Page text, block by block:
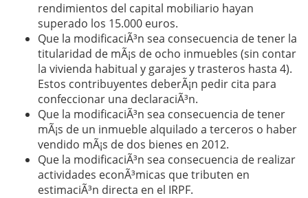
rendimientos del capital mobiliario hayan
superado los 15.000 euros.
Que la modificaciÃ³n sea consecuencia de tener la
titularidad de mÃ¡s de ocho inmuebles (sin contar
la vivienda habitual y garajes y trasteros hasta 4).
Estos contribuyentes deberÃ¡n pedir cita para
confeccionar una declaraciÃ³n.
Que la modificaciÃ³n sea consecuencia de tener
mÃ¡s de un inmueble alquilado a terceros o haber
vendido mÃ¡s de dos bienes en 2012.
Que la modificaciÃ³n sea consecuencia de realizar
actividades econÃ³micas que tributen en
estimaciÃ³n directa en el IRPF.